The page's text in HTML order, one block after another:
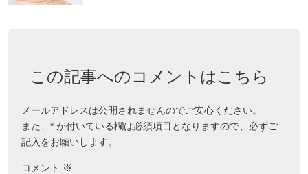
この記事へのコメントはこちら
メールアドレスは公開されませんのでご安心ください。
また、* が付いている欄は必須項目となりますので、必ずご
記入をお願いします。
コメント ※